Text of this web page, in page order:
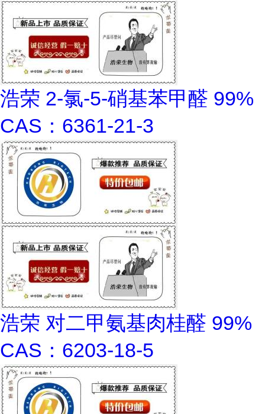
浩荣 2-氯-5-硝基苯甲醛 99%
CAS：6361-21-3
浩荣 对二甲氨基肉桂醛 99%
CAS：6203-18-5